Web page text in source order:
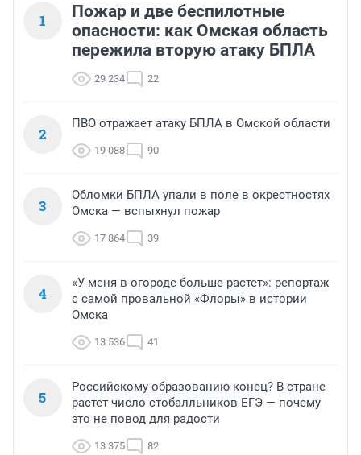
1
Пожар и две беспилотные
опасности: как Омская область
пережила вторую атаку БПЛА
29 234 22
2
ПВО отражает атаку БПЛА в Омской области
19 088 90
3
Обломки БПЛА упали в поле в окрестностях
Омска — вспыхнул пожар
17 864 39
4
«У меня в огороде больше растет»: репортаж
с самой провальной «Флоры» в истории
Омска
13 536 41
5
Российскому образованию конец? В стране
растет число стобалльников ЕГЭ — почему
это не повод для радости
13 375 82